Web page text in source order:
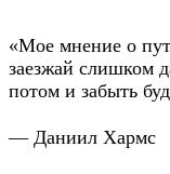
«Мое мнение о
заезжай слишком
потом и забыть
— Даниил Хармс